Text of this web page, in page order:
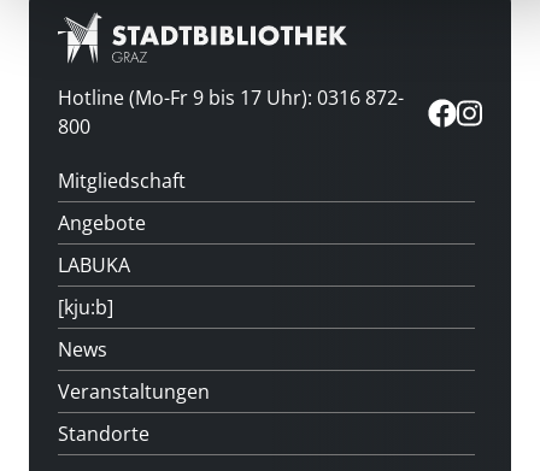
Hotline (Mo-Fr 9 bis 17 Uhr): 0316 872-
800
Mitgliedschaft
Angebote
LABUKA
[kju:b]
News
Veranstaltungen
Standorte